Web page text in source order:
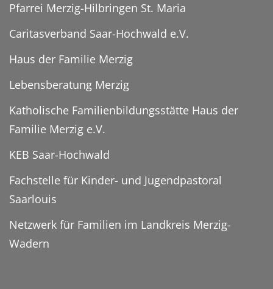
Pfarrei Merzig-Hilbringen St. Maria
Caritasverband Saar-Hochwald e.V.
Haus der Familie Merzig
Lebensberatung Merzig
Katholische Familienbildungsstätte Haus der
Familie Merzig e.V.
KEB Saar-Hochwald
Fachstelle für Kinder- und Jugendpastoral
Saarlouis
Netzwerk für Familien im Landkreis Merzig-
Wadern